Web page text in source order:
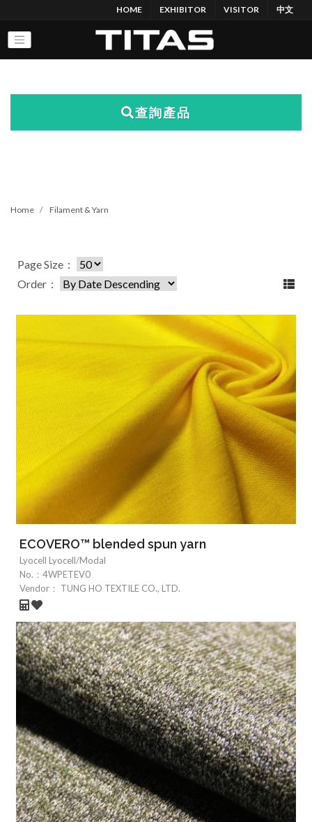
HOME EXHIBITOR VISITOR 中文
查詢產品
Home Filament & Yarn
Page Size：
Order：
ECOVERO™ blended spun yarn
Lyocell Lyocell/Modal
No.： 4WPETEV0
Vendor：
TUNG HO TEXTILE CO., LTD.